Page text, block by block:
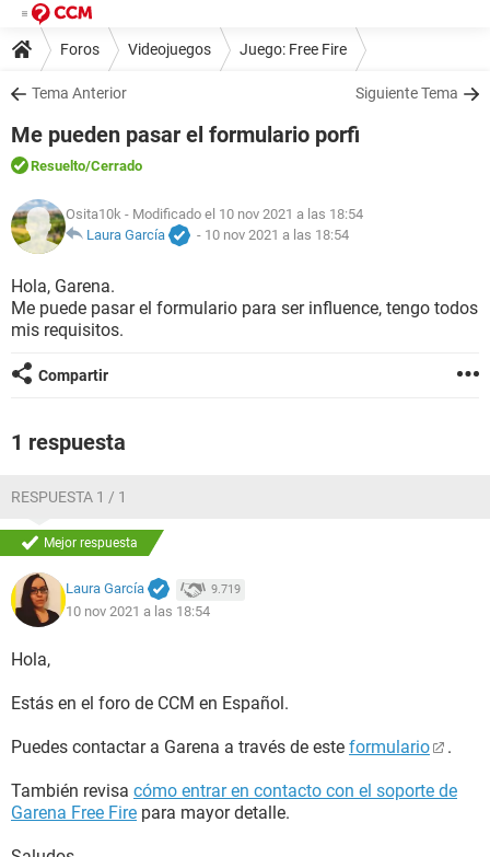
Foros Videojuegos Juego: Free Fire
Tema Anterior Siguiente Tema
Me pueden pasar el formulario porfi
Resuelto/Cerrado
Osita10k - Modificado el 10 nov 2021 a las 18:54
Laura García
- 10 nov 2021 a las 18:54
Hola, Garena.
Me puede pasar el formulario para ser influence, tengo todos
mis requisitos.
Compartir
1 respuesta
RESPUESTA 1 / 1
Mejor respuesta
Laura García 9.719
10 nov 2021 a las 18:54
Hola,
Estás en el foro de CCM en Español.
Puedes contactar a Garena a través de este formulario .
También revisa cómo entrar en contacto con el soporte de
Garena Free Fire para mayor detalle.